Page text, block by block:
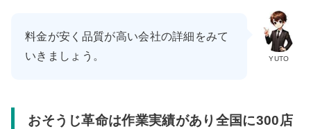
YUTO
料金が安く品質が高い会社の詳細をみて
いきましょう。
おそうじ革命は作業実績があり全国に300店